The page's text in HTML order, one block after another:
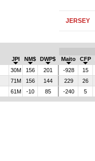
JERSEY
JPI NM$ DWP$ Maito CFP
30M 156 201 -928 15
71M 156 144 229 26
61M -10 85 -240 5